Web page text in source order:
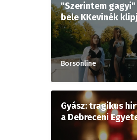
"Szerintem
bele KKevinék
Borsonline
Gyász: tragikus
a Debreceni